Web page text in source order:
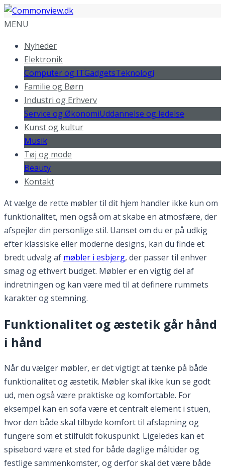
MENU
Nyheder
Elektronik
Computer og ITGadgetsTeknologi
Familie og Børn
Industri og Erhverv
Service og ØkonomiUddannelse og ledelse
Kunst og kultur
Musik
Tøj og mode
Beauty
Kontakt
At vælge de rette møbler til dit hjem handler ikke kun om
funktionalitet, men også om at skabe en atmosfære, der
afspejler din personlige stil. Uanset om du er på udkig
efter klassiske eller moderne designs, kan du finde et
bredt udvalg af møbler i esbjerg, der passer til enhver
smag og ethvert budget. Møbler er en vigtig del af
indretningen og kan være med til at definere rummets
karakter og stemning.
Funktionalitet og æstetik går hånd
i hånd
Når du vælger møbler, er det vigtigt at tænke på både
funktionalitet og æstetik. Møbler skal ikke kun se godt
ud, men også være praktiske og komfortable. For
eksempel kan en sofa være et centralt element i stuen,
hvor den både skal tilbyde komfort til afslapning og
fungere som et stilfuldt fokuspunkt. Ligeledes kan et
spisebord være et sted for både daglige måltider og
festlige sammenkomster, og derfor skal det være både